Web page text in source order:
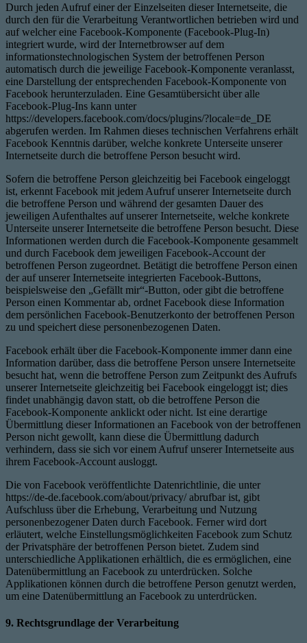
Durch jeden Aufruf einer der Einzelseiten dieser Internetseite, die
durch den für die Verarbeitung Verantwortlichen betrieben wird und
auf welcher eine Facebook-Komponente (Facebook-Plug-In)
integriert wurde, wird der Internetbrowser auf dem
informationstechnologischen System der betroffenen Person
automatisch durch die jeweilige Facebook-Komponente veranlasst,
eine Darstellung der entsprechenden Facebook-Komponente von
Facebook herunterzuladen. Eine Gesamtübersicht über alle
Facebook-Plug-Ins kann unter
https://developers.facebook.com/docs/plugins/?locale=de_DE
abgerufen werden. Im Rahmen dieses technischen Verfahrens erhält
Facebook Kenntnis darüber, welche konkrete Unterseite unserer
Internetseite durch die betroffene Person besucht wird.
Sofern die betroffene Person gleichzeitig bei Facebook eingeloggt
ist, erkennt Facebook mit jedem Aufruf unserer Internetseite durch
die betroffene Person und während der gesamten Dauer des
jeweiligen Aufenthaltes auf unserer Internetseite, welche konkrete
Unterseite unserer Internetseite die betroffene Person besucht. Diese
Informationen werden durch die Facebook-Komponente gesammelt
und durch Facebook dem jeweiligen Facebook-Account der
betroffenen Person zugeordnet. Betätigt die betroffene Person einen
der auf unserer Internetseite integrierten Facebook-Buttons,
beispielsweise den „Gefällt mir“-Button, oder gibt die betroffene
Person einen Kommentar ab, ordnet Facebook diese Information
dem persönlichen Facebook-Benutzerkonto der betroffenen Person
zu und speichert diese personenbezogenen Daten.
Facebook erhält über die Facebook-Komponente immer dann eine
Information darüber, dass die betroffene Person unsere Internetseite
besucht hat, wenn die betroffene Person zum Zeitpunkt des Aufrufs
unserer Internetseite gleichzeitig bei Facebook eingeloggt ist; dies
findet unabhängig davon statt, ob die betroffene Person die
Facebook-Komponente anklickt oder nicht. Ist eine derartige
Übermittlung dieser Informationen an Facebook von der betroffenen
Person nicht gewollt, kann diese die Übermittlung dadurch
verhindern, dass sie sich vor einem Aufruf unserer Internetseite aus
ihrem Facebook-Account ausloggt.
Die von Facebook veröffentlichte Datenrichtlinie, die unter
https://de-de.facebook.com/about/privacy/ abrufbar ist, gibt
Aufschluss über die Erhebung, Verarbeitung und Nutzung
personenbezogener Daten durch Facebook. Ferner wird dort
erläutert, welche Einstellungsmöglichkeiten Facebook zum Schutz
der Privatsphäre der betroffenen Person bietet. Zudem sind
unterschiedliche Applikationen erhältlich, die es ermöglichen, eine
Datenübermittlung an Facebook zu unterdrücken. Solche
Applikationen können durch die betroffene Person genutzt werden,
um eine Datenübermittlung an Facebook zu unterdrücken.
9. Rechtsgrundlage der Verarbeitung